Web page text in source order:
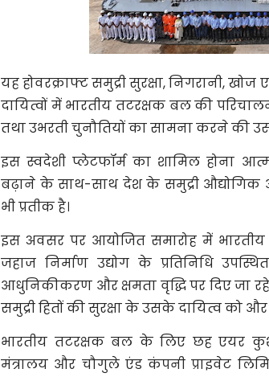
यह होवरक्राफ्ट समुद्री सुरक्षा, निगरानी,
दायित्वों में भारतीय तटरक्षक बल की
तथा उभरती चुनौतियों का सामना करने की
इस स्वदेशी प्लेटफॉर्म का शामिल होना
बढ़ाने के साथ-साथ देश के समुद्री औद्योगिक
भी प्रतीक है।
इस अवसर पर आयोजित समारोह में
जहाज निर्माण उद्योग के प्रतिनिधि
आधुनिकीकरण और क्षमता वृद्धि पर दिए जा
समुद्री हितों की सुरक्षा के उसके दायित्व को
भारतीय तटरक्षक बल के लिए छह एयर
मंत्रालय और चौगुले एंड कंपनी प्राइवेट